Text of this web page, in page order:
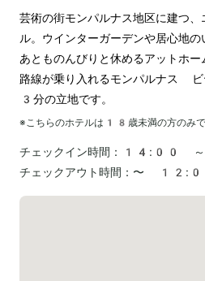
芸術の街モンパルナス地区に建つ
ル。ウインターガーデンや居心地
あとものんびりと休めるアットホ
路線が乗り入れるモンパルナス ビ
3分の立地です。
※こちらのホテルは 18 歳未満の方のみ
チェックイン時間：
14:00 ～
チェックアウト時間： 〜